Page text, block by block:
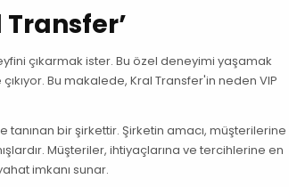
çıkarmak ister. Bu özel deneyimi yaşamak
Bu makalede, Kral Transfer'in neden VIP
bir şirkettir. Şirketin amacı, müşterilerine
Müşteriler, ihtiyaçlarına ve tercihlerine en
imkanı sunar.